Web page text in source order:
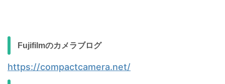
Fujifilmのカメラブログ
https://compactcamera.net/